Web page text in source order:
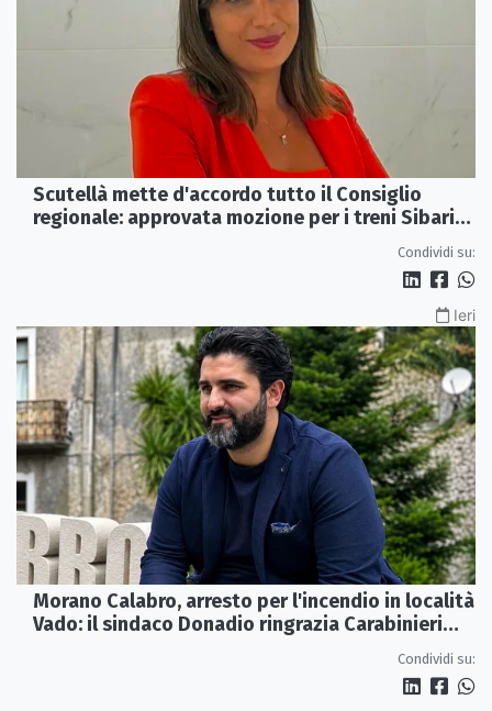
Scutellà mette d'accordo tutto il Consiglio
regionale: approvata mozione per i treni Sibari-
Condividi su:
Ieri
Morano Calabro, arresto per l'incendio in località
Vado: il sindaco Donadio ringrazia Carabinieri
Condividi su: